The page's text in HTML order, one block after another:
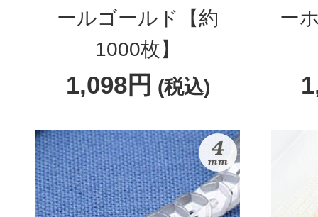
ールゴールド【約
1000枚】
1,098円 (税込)
ー